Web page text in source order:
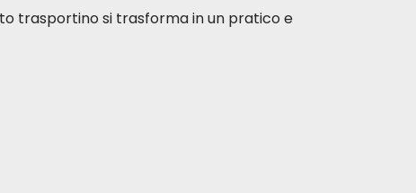
trasportino si trasforma in un pratico e